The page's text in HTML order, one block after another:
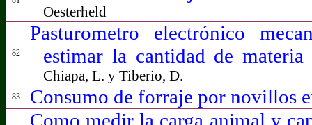
Oesterheld
82
Pasturometro electrónico
estimar la cantidad de
Chiapa, L. y Tiberio, D.
83 Consumo de forraje por novillos
Como medir la carga animal y